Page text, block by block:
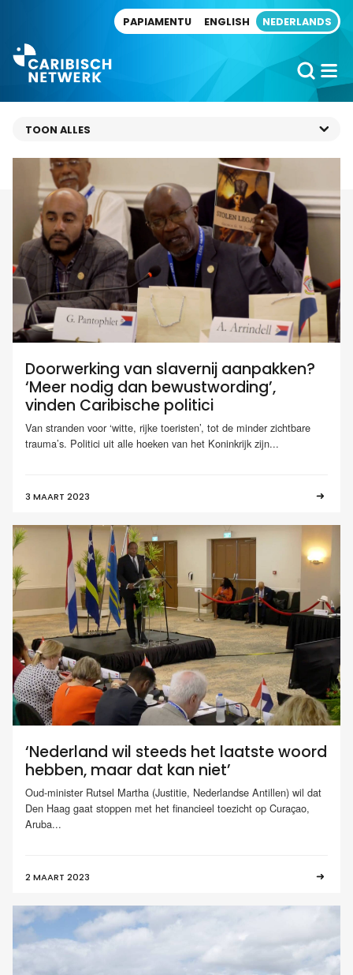
PAPIAMENTU ENGLISH NEDERLANDS
Doorwerking van slavernij aanpakken?
‘Meer nodig dan bewustwording’,
vinden Caribische politici
Van stranden voor ‘witte, rijke toeristen’, tot de minder zichtbare
trauma’s. Politici uit alle hoeken van het Koninkrijk zijn...
3 MAART 2023
‘Nederland wil steeds het laatste woord
hebben, maar dat kan niet’
Oud-minister Rutsel Martha (Justitie, Nederlandse Antillen) wil dat
Den Haag gaat stoppen met het financieel toezicht op Curaçao,
Aruba...
2 MAART 2023